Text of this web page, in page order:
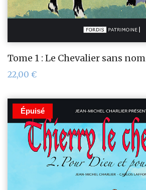
Tome 1 : Le Chevalier sans nom
22,00 €
Épuisé